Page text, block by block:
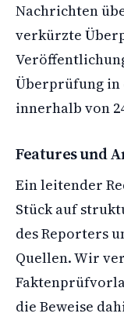
Nachrichten
verkürzte
Überprüfung in
innerhalb von
Features und
Ein leitender
Stück auf
des Reporters
Quellen. Wir
die Beweise